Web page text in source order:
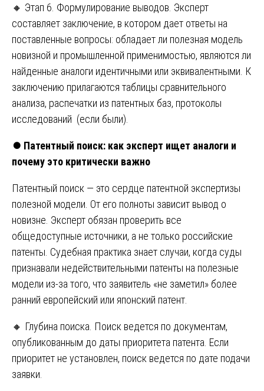
🔸 Этап 6. Формулирование выводов. Эксперт
составляет заключение, в котором дает ответы на
поставленные вопросы: обладает ли полезная модель
новизной и промышленной применимостью, являются ли
найденные аналоги идентичными или эквивалентными. К
заключению прилагаются таблицы сравнительного
анализа, распечатки из патентных баз, протоколы
исследований (если были).
⏺️ Патентный поиск: как эксперт ищет аналоги и
почему это критически важно
Патентный поиск — это сердце патентной экспертизы
полезной модели. От его полноты зависит вывод о
новизне. Эксперт обязан проверить все
общедоступные источники, а не только российские
патенты. Судебная практика знает случаи, когда суды
признавали недействительными патенты на полезные
модели из-за того, что заявитель «не заметил» более
ранний европейский или японский патент.
🔸 Глубина поиска. Поиск ведется по документам,
опубликованным до даты приоритета патента. Если
приоритет не установлен, поиск ведется по дате подачи
заявки.